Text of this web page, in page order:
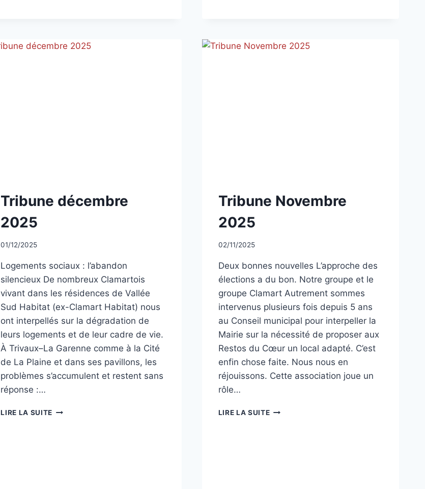
NON
CLASSÉ
Tribune décembre
2025
Par
01/12/2025
Logements sociaux : l’abandon
silencieux De nombreux Clamartois
vivant dans les résidences de Vallée
Sud Habitat (ex-Clamart Habitat) nous
ont interpellés sur la dégradation de
leurs logements et de leur cadre de vie.
À Trivaux–La Garenne comme à la Cité
de La Plaine et dans ses pavillons, les
problèmes s’accumulent et restent sans
réponse :…
LIRE LA SUITE TRIBUNE
NON
CLASSÉ
Tribune Novembre
2025
Par
02/11/2025
Deux bonnes nouvelles L’approche des
élections a du bon. Notre groupe et le
groupe Clamart Autrement sommes
intervenus plusieurs fois depuis 5 ans
au Conseil municipal pour interpeller la
Mairie sur la nécessité de proposer aux
Restos du Cœur un local adapté. C’est
enfin chose faite. Nous nous en
réjouissons. Cette association joue un
rôle…
LIRE LA SUITETRIBUNE